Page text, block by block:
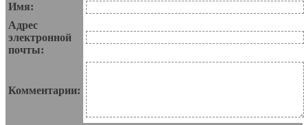
Имя:
Адрес
электронной
почты:
Комментарии: